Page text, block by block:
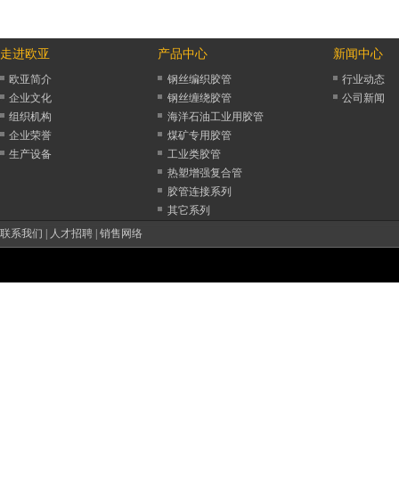
走进欧亚
欧亚简介
企业文化
组织机构
企业荣誉
生产设备
产品中心
钢丝编织胶管
钢丝缠绕胶管
海洋石油工业用胶管
煤矿专用胶管
工业类胶管
热塑增强复合管
胶管连接系列
其它系列
新闻中心
行业动态
公司新闻
联系我们 人才招聘 销售网络